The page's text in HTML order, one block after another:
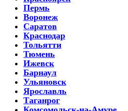
Пермь
Воронеж
Саратов
Краснодар
Тольятти
Тюмень
Ижевск
Барнаул
Ульяновск
Ярославль
Таганрог